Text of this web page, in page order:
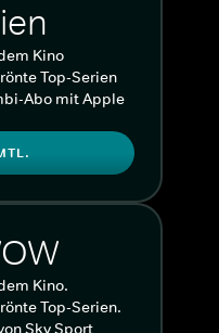
Kino
Top-Serien
Abo mit Apple
Kino.
Top-Serien.
Sky Sport